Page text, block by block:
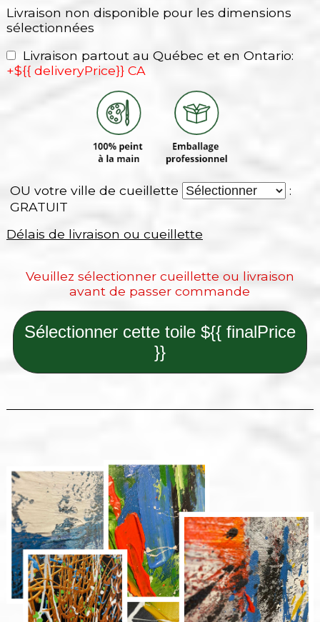
Livraison non disponible pour les dimensions
sélectionnées
Livraison partout au Québec et en Ontario:
+${{ deliveryPrice}} CA
OU votre ville de cueillette
:
GRATUIT
Délais de livraison ou cueillette
Veuillez sélectionner cueillette ou livraison
avant de passer commande
Sélectionner cette toile ${{ finalPrice
}}